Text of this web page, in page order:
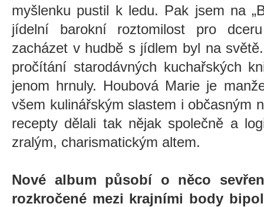
myšlenku pustil k ledu. Pak jsem na
jídelní barokní roztomilost pro
zacházet v hudbě s jídlem byl na
pročítání starodávných kuchařských
jenom hrnuly. Houbová Marie je
všem kulinářským slastem i občasným
recepty dělali tak nějak společně a
zralým, charismatickým altem.
Nové album působí o něco
rozkročené mezi krajními body